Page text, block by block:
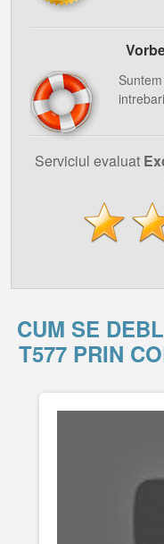
Serviciul evaluat
CUM SE
T577 PRIN